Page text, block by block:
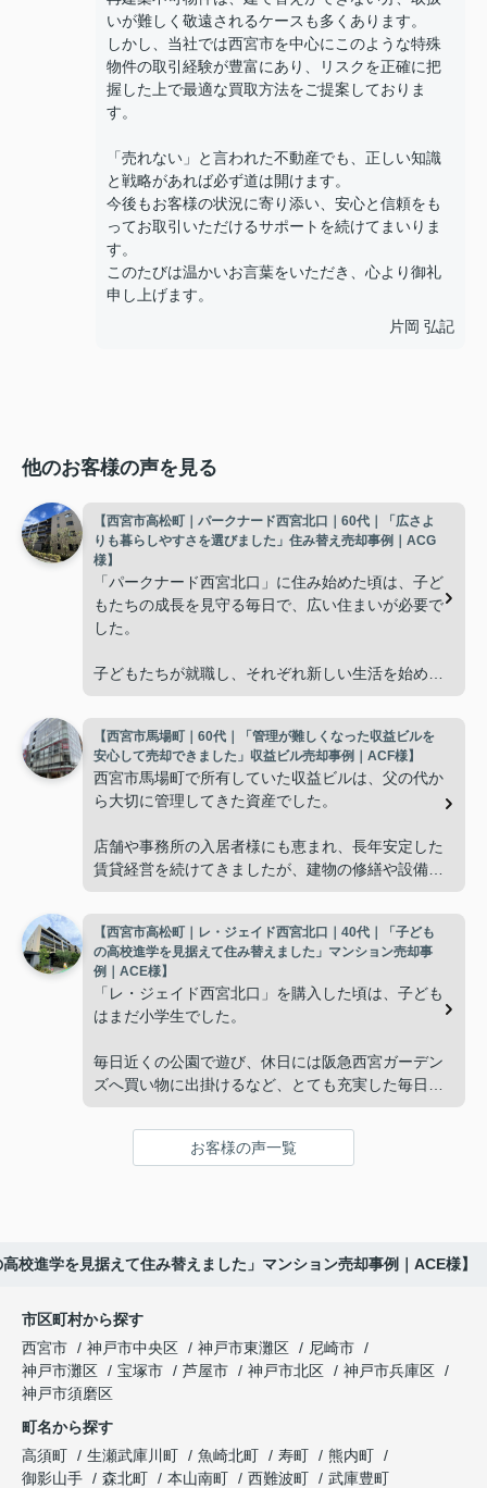
いが難しく敬遠されるケースも多くあります。
しかし、当社では西宮市を中心にこのような特殊
物件の取引経験が豊富にあり、リスクを正確に把
握した上で最適な買取方法をご提案しておりま
す。
「売れない」と言われた不動産でも、正しい知識
と戦略があれば必ず道は開けます。
今後もお客様の状況に寄り添い、安心と信頼をも
ってお取引いただけるサポートを続けてまいりま
す。
このたびは温かいお言葉をいただき、心より御礼
申し上げます。
片岡 弘記
他のお客様の声を見る
【西宮市高松町｜パークナード西宮北口｜60代｜「広さよ
りも暮らしやすさを選びました」住み替え売却事例｜ACG
様】
「パークナード西宮北口」に住み始めた頃は、子ど
もたちの成長を見守る毎日で、広い住まいが必要で
した。
子どもたちが就職し、それぞれ新しい生活を始める
使わない部屋が増え、
「今の私たちには少し広すぎるね。」
掃除や管理の負担も考え、夫婦二人にちょうど良い
インフィニティエステートさんへ相談すると、「パ
ークナード西宮北口」の査定だけでなく、住み替え
先とのスケジュールや資金計画まで丁寧にサポート
してくださいました。
販売活動では、西宮北口駅へのアクセス、阪急西宮
ガーデンズ、医療機関や買い物施設など、将来も安
した。
趣味を楽しむ時間が増えました。
これからの暮らしを前向きに考えられるようにな
り、住み替えを決断して本当に良かったと思ってい
ます。
【西宮市馬場町｜60代｜「管理が難しくなった収益ビルを
安心して売却できました」収益ビル売却事例｜ACF様】
西宮市馬場町で所有していた収益ビルは、父の代か
ら大切に管理してきた資産でした。
店舗や事務所の入居者様にも恵まれ、長年安定した
賃貸経営を続けてきましたが、建物の修繕や設備更
子どもたちはそれぞれ別の仕事に就いており、
「将来、このビルの管理を任せるのは難しいかもし
れない。」
と家族で話し合うようになりました。
インフィニティエステートさんへ相談すると、収益
投資家向けの販売方法をご提案いただきました。
「立地も良く、長期保有したい物件です。」
と話され、このビルを大切に運営してくださること
になりました。
長年守ってきた資産を安心して引き継ぐことがで
き、家族全員が納得できる売却となりました。
【西宮市高松町｜レ・ジェイド西宮北口｜40代｜「子ども
の高校進学を見据えて住み替えました」マンション売却事
例｜ACE様】
「レ・ジェイド西宮北口」を購入した頃は、子ども
はまだ小学生でした。
毎日近くの公園で遊び、休日には阪急西宮ガーデン
ズへ買い物に出掛けるなど、とても充実した毎日を
年月が経ち、子どもが高校進学を意識する年齢にな
「レ・ジェイド西宮北口」の査定だけでなく、新居
購入とのタイミングや資金計画についても丁寧に説
明してくださいました。
販売活動では、西宮北口駅へのアクセス、阪急西宮
ガーデンズ、教育施設、商業施設など、このエリア
お客様の声一覧
校進学を見据えて住み替えました」マンション売却事例｜ACE様】
市区町村から探す
西宮市
神戸市中央区 神戸市東灘区
尼崎市
神戸市灘区
宝塚市 芦屋市 神戸市北区
神戸市兵庫区
神戸市須磨区
町名から探す
高須町
生瀬武庫川町 魚崎北町 寿町
熊内町
御影山手
森北町 本山南町 西難波町
武庫豊町